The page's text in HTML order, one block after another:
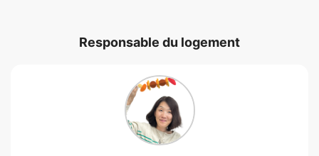
Responsable du logement